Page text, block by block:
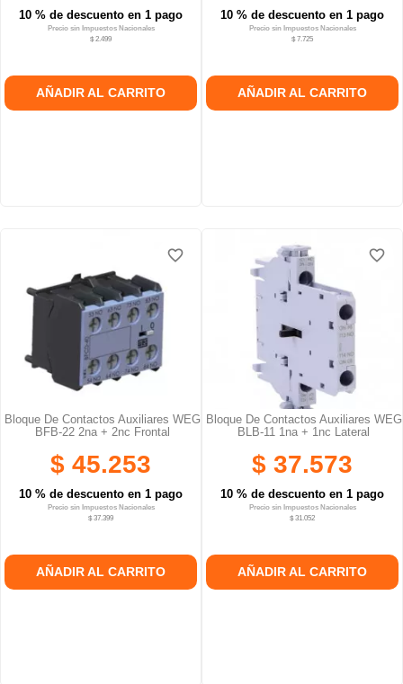
10 % de descuento en 1 pago
Precio sin Impuestos Nacionales
$ 2.499
AÑADIR AL CARRITO
10 % de descuento en 1 pago
Precio sin Impuestos Nacionales
$ 7.725
AÑADIR AL CARRITO
Bloque De Contactos Auxiliares WEG
BFB-22 2na + 2nc Frontal
$ 45.253
10 % de descuento en 1 pago
Precio sin Impuestos Nacionales
$ 37.399
AÑADIR AL CARRITO
favorite_border
favorite_border
favorite_border
Bloque De Contactos Auxiliares WEG
BLB-11 1na + 1nc Lateral
$ 37.573
10 % de descuento en 1 pago
Precio sin Impuestos Nacionales
$ 31.052
AÑADIR AL CARRITO
favorite_border
favorite_border
favorite_border